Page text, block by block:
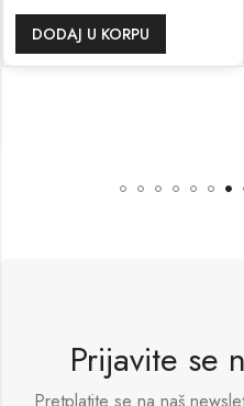
DODAJ U KORPU
Prijavite se
Pretplatite se na naš